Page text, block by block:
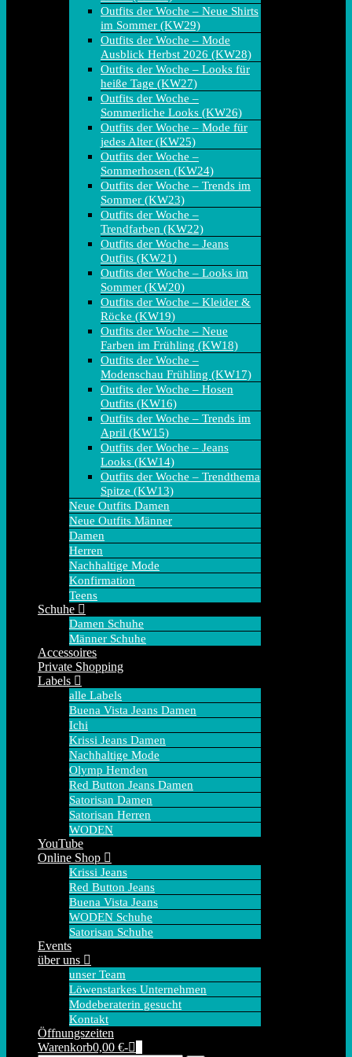
Outfits der Woche – Neue Shirts
im Sommer (KW29)
Outfits der Woche – Mode
Ausblick Herbst 2026 (KW28)
Outfits der Woche – Looks für
heiße Tage (KW27)
Outfits der Woche –
Sommerliche Looks (KW26)
Outfits der Woche – Mode für
jedes Alter (KW25)
Outfits der Woche –
Sommerhosen (KW24)
Outfits der Woche – Trends im
Sommer (KW23)
Outfits der Woche –
Trendfarben (KW22)
Outfits der Woche – Jeans
Outfits (KW21)
Outfits der Woche – Looks im
Sommer (KW20)
Outfits der Woche – Kleider &
Röcke (KW19)
Outfits der Woche – Neue
Farben im Frühling (KW18)
Outfits der Woche –
Modenschau Frühling (KW17)
Outfits der Woche – Hosen
Outfits (KW16)
Outfits der Woche – Trends im
April (KW15)
Outfits der Woche – Jeans
Looks (KW14)
Outfits der Woche – Trendthema
Spitze (KW13)
Neue Outfits Damen
Neue Outfits Männer
Damen
Herren
Nachhaltige Mode
Konfirmation
Teens
Schuhe
Damen Schuhe
Männer Schuhe
Accessoires
Private Shopping
Labels
alle Labels
Buena Vista Jeans Damen
Ichi
Krissi Jeans Damen
Nachhaltige Mode
Olymp Hemden
Red Button Jeans Damen
Satorisan Damen
Satorisan Herren
WODEN
YouTube
Online Shop
Krissi Jeans
Red Button Jeans
Buena Vista Jeans
WODEN Schuhe
Satorisan Schuhe
Events
über uns
unser Team
Löwenstarkes Unternehmen
Modeberaterin gesucht
Kontakt
Öffnungszeiten
Warenkorb
Warenkorb0,00 €-